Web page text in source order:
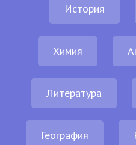
История
Химия
Литература
География